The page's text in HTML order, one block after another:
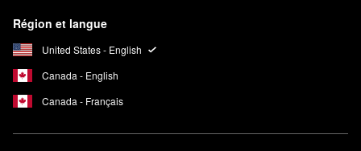
Région et langue
United States - English
Canada - English
Canada - Français